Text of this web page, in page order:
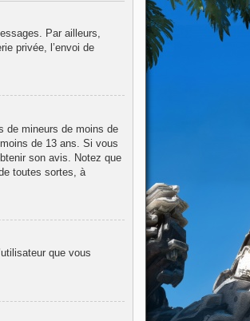
Par ailleurs,
privée, l’envoi de
de mineurs de moins de
de 13 ans. Si vous
son avis. Notez que
toutes sortes, à
que vous